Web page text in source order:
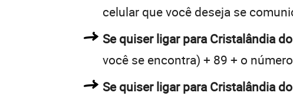
celular que você deseja se
Se quiser ligar para Cristalândia
você se encontra) + 89 + o
Se quiser ligar para Cristalândia